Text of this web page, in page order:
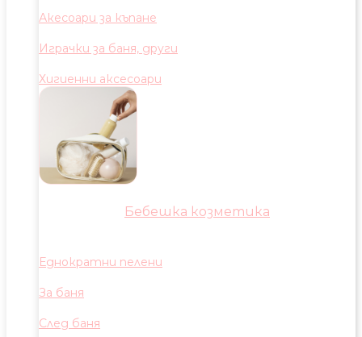
Акесоари за къпане
Играчки за баня, други
Хигиенни аксесоари
Бебешка козметика
Еднократни пелени
За баня
След баня